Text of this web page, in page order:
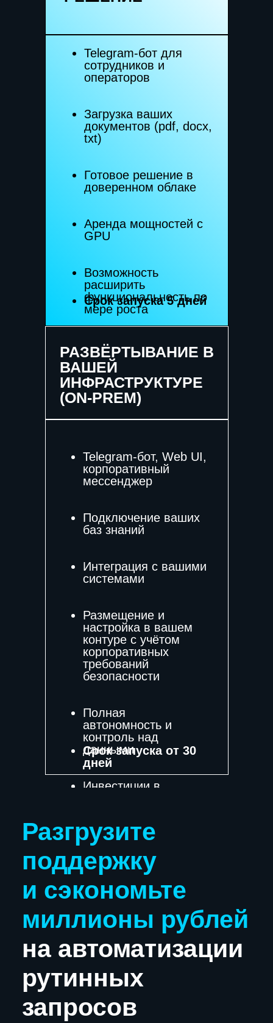
РАЗВЁРТЫВАНИЕ В
ВАШЕЙ
ИНФРАСТРУКТУРЕ
(ON-PREM)
Telegram-бот для
сотрудников и
операторов
Загрузка ваших
документов (pdf, docx,
txt)
Готовое решение в
доверенном облаке
Аренда мощностей с
GPU
Возможность
расширить
функциональность по
мере роста
Срок запуска 5 дней
Срок запуска от 30
дней
Telegram-бот, Web UI,
корпоративный
мессенджер
Подключение ваших
баз знаний
Интеграция с вашими
системами
Размещение и
настройка в вашем
контуре с учётом
корпоративных
требований
безопасности
Полная
автономность и
контроль над
данными
Инвестиции в
поддержку
миллионы рублей
рутинных
запросов
Я согласен на обработку персональных
и принимаю условия
согласен получатьинформационные
Услуги Кейсы
О компании Карьера
Медиа
Политика обработки персональных данных
Согласие на обработку персональных данных
Согласие на получение рекламной
информации
Специальная оценка условий труда